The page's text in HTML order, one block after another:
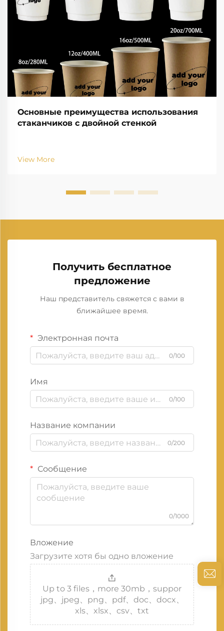
Основные преимущества использования
стаканчиков с двойной стенкой
View More
Получить бесплатное
предложение
Наш представитель свяжется с вами в
ближайшее время.
Электронная почта
0/100
Имя
0/100
Название компании
0/200
Сообщение
0/1000
Вложение
Загрузите хотя бы одно вложение
Up to 3 files，more 30mb，suppor
jpg、jpeg、png、pdf、doc、docx、
xls、xlsx、csv、txt